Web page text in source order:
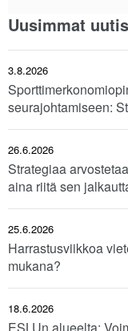
Uusimmat
3.8.2026
seurajohtamiseen:
26.6.2026
Strategiaa
aina riitä sen
25.6.2026
Harrastusviikkoa
mukana?
18.6.2026
ESLUn alueelta: